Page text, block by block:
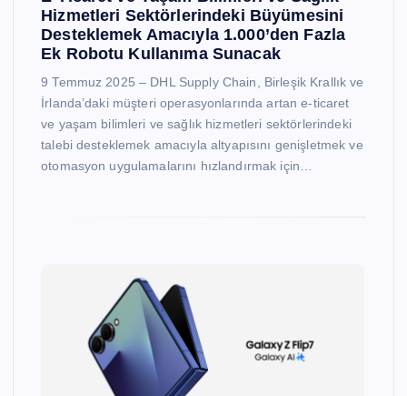
Hizmetleri Sektörlerindeki Büyümesini
Desteklemek Amacıyla 1.000’den Fazla
Ek Robotu Kullanıma Sunacak
9 Temmuz 2025 – DHL Supply Chain, Birleşik Krallık ve
İrlanda’daki müşteri operasyonlarında artan e-ticaret
ve yaşam bilimleri ve sağlık hizmetleri sektörlerindeki
talebi desteklemek amacıyla altyapısını genişletmek ve
otomasyon uygulamalarını hızlandırmak için…